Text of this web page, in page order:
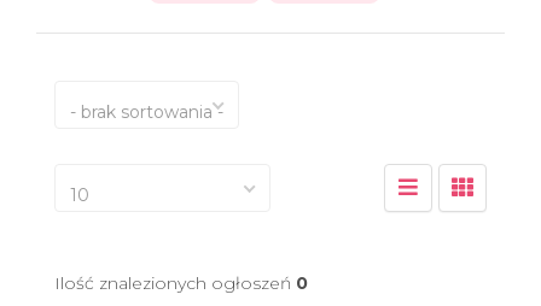
- brak sortowania -
10
Ilość znalezionych ogłoszeń 0